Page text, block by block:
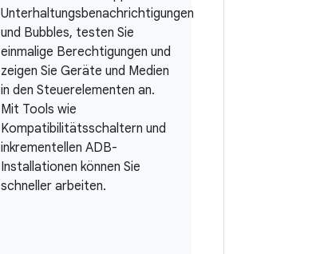
Unterhaltungsbenachrichtigungen
und Bubbles, testen Sie
einmalige Berechtigungen und
zeigen Sie Geräte und Medien
in den Steuerelementen an.
Mit Tools wie
Kompatibilitätsschaltern und
inkrementellen ADB-
Installationen können Sie
schneller arbeiten.